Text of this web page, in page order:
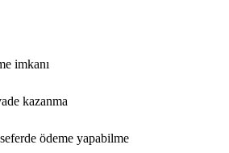
imkanı
kazanma
ödeme yapabilme